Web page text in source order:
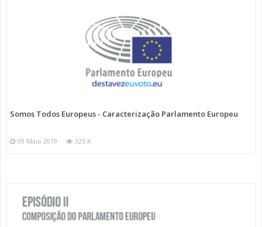
Somos Todos Europeus - Caracterização Parlamento Europeu
09 Maio 2019 325 K